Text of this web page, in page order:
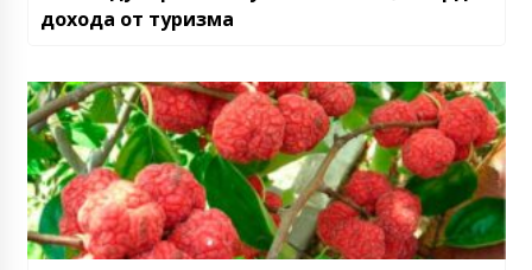
дохода от туризма